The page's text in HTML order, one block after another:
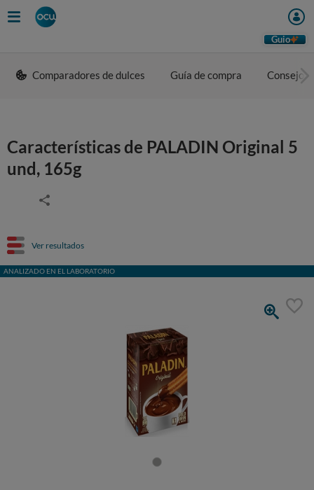
Guio
Comparadores de dulces Guía de compra Consejos
Características de PALADIN Original 5
und, 165g
Ver resultados
ANALIZADO EN EL LABORATORIO